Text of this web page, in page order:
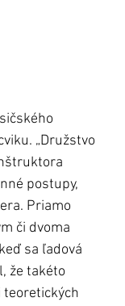
„Družstvo
postupy,
Priamo
či dvoma
sa ľadová
že takéto
teoretických